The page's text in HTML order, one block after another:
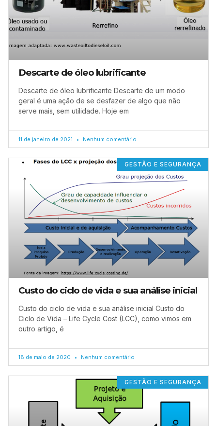
Descarte de óleo lubrificante
Descarte de óleo lubrificante Descarte de um modo
geral é uma ação de se desfazer de algo que não
serve mais, sem utilidade. Hoje em
11 de janeiro de 2021 Nenhum comentário
GESTÃO E SEGURANÇA
Custo do ciclo de vida e sua análise inicial
Custo do ciclo de vida e sua análise inicial Custo do
Ciclo de Vida – Life Cycle Cost (LCC), como vimos em
outro artigo, é
18 de maio de 2020 Nenhum comentário
GESTÃO E SEGURANÇA